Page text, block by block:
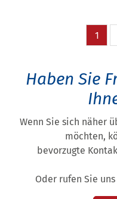
1
Haben Sie
Wenn Sie sich näher
möchten,
bevorzugte
Oder rufen Sie uns